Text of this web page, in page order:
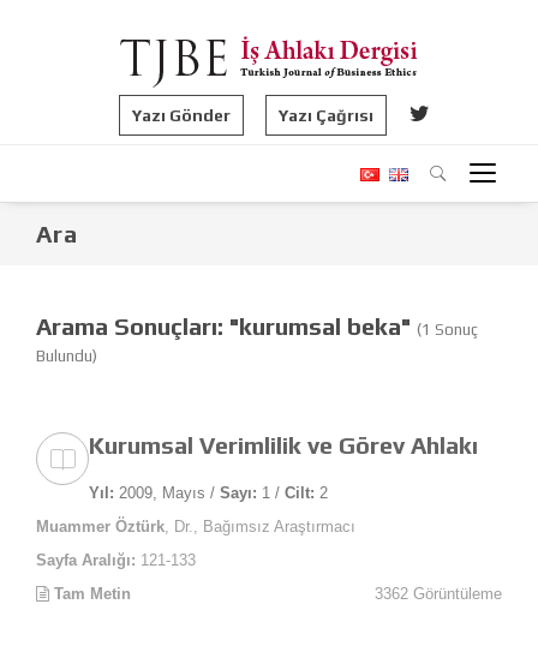
Yazı Gönder Yazı Çağrısı
Ara
Arama Sonuçları: "kurumsal beka" (1 Sonuç
Bulundu)
Kurumsal Verimlilik ve Görev Ahlakı
Yıl: 2009, Mayıs / Sayı: 1 / Cilt: 2
Muammer Öztürk , Dr., Bağımsız Araştırmacı
Sayfa Aralığı: 121-133
Tam Metin
3362 Görüntüleme